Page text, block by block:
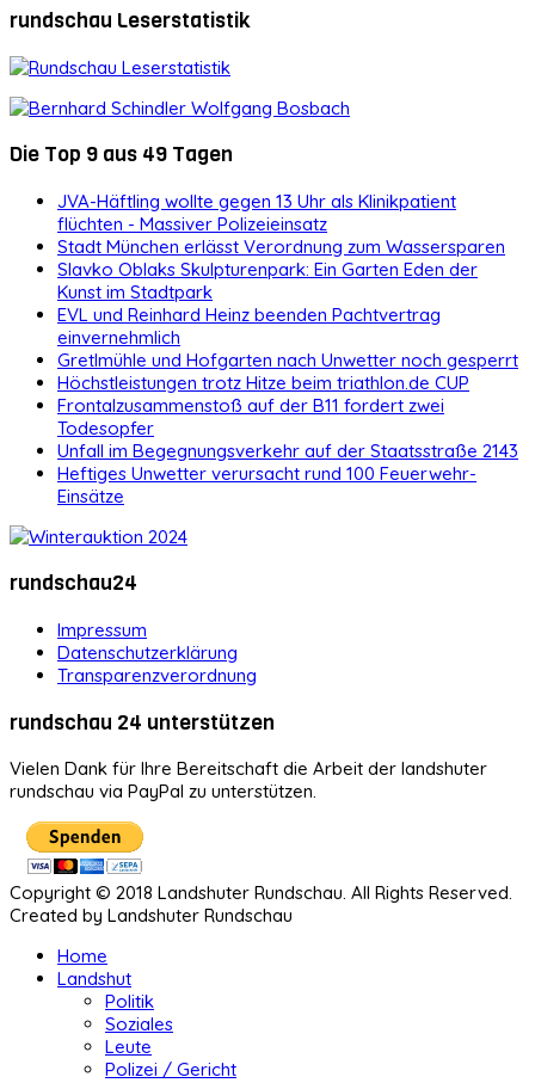
rundschau Leserstatistik
Die Top 9 aus 49 Tagen
JVA-Häftling wollte gegen 13 Uhr als Klinikpatient
flüchten - Massiver Polizeieinsatz
Stadt München erlässt Verordnung zum Wassersparen
Slavko Oblaks Skulpturenpark: Ein Garten Eden der
Kunst im Stadtpark
EVL und Reinhard Heinz beenden Pachtvertrag
einvernehmlich
Gretlmühle und Hofgarten nach Unwetter noch gesperrt
Höchstleistungen trotz Hitze beim triathlon.de CUP
Frontalzusammenstoß auf der B11 fordert zwei
Todesopfer
Unfall im Begegnungsverkehr auf der Staatsstraße 2143
Heftiges Unwetter verursacht rund 100 Feuerwehr-
Einsätze
rundschau24
Impressum
Datenschutzerklärung
Transparenzverordnung
rundschau 24 unterstützen
Vielen Dank für Ihre Bereitschaft die Arbeit der landshuter
rundschau via PayPal zu unterstützen.
Copyright © 2018 Landshuter Rundschau. All Rights Reserved.
Created by Landshuter Rundschau
Home
Landshut
Politik
Soziales
Leute
Polizei / Gericht